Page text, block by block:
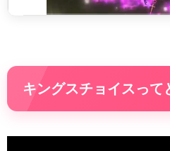
キングスチョイスって